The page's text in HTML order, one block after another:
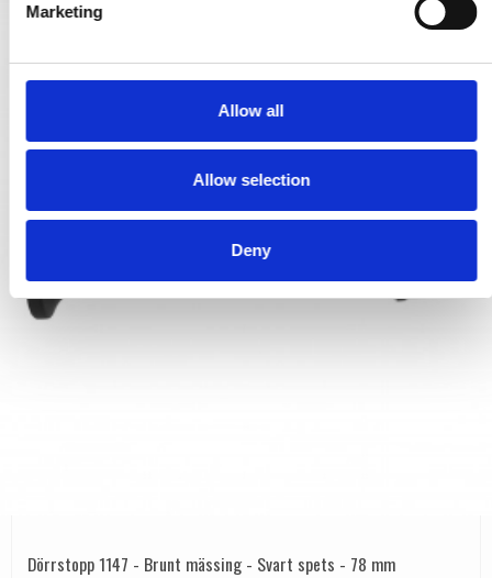
Marketing
Allow all
Allow selection
Deny
Dörrstopp 1147 - Brunt mässing - Svart spets - 78 mm